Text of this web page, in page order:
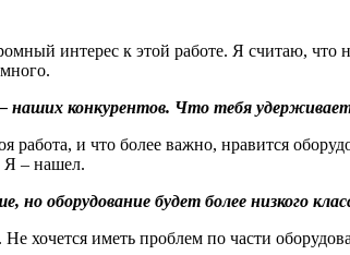
интерес к этой работе. Я считаю,
наших конкурентов. Что тебя
работа, и что более важно, нравится
Я – нашел.
оборудование будет более низкого
хочется иметь проблем по части